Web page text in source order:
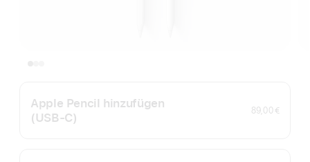
Apple Pencil hinzufügen
(USB‑C)
89,00 €